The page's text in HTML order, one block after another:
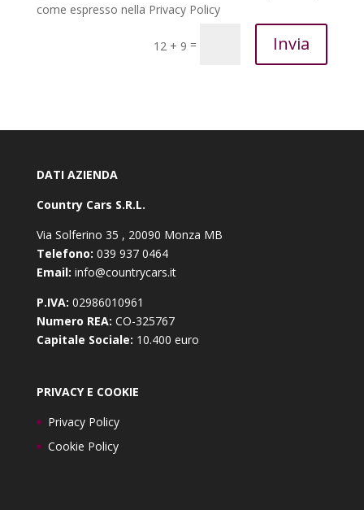
come espresso nella Privacy Policy
12 + 9 = Invia
DATI AZIENDA
Country Cars S.R.L.
Via Solferino 35 , 20090 Monza MB
Telefono: 039 937 0464
Email: info@countrycars.it
P.IVA: 02986010961
Numero REA: CO-325767
Capitale Sociale: 10.400 euro
PRIVACY E COOKIE
Privacy Policy
Cookie Policy